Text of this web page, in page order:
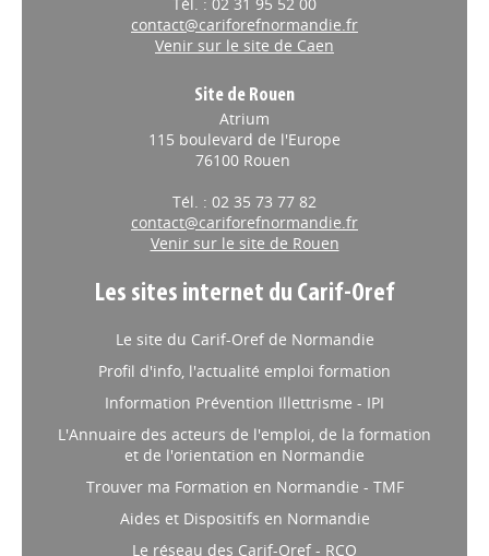
contact@cariforefnormandie.fr
Venir sur le site de Caen
Site de Rouen
Atrium
115 boulevard de l'Europe
76100 Rouen
contact@cariforefnormandie.fr
Venir sur le site de Rouen
Les sites internet du Carif-Oref
et de l'orientation en Normandie